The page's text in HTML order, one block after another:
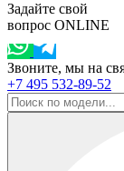
Задайте свой
вопрос ONLINE
Звоните, мы на
+7 495 532-89-52